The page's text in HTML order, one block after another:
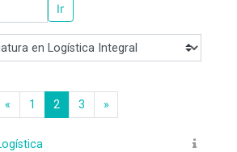
Ir
«
Página anterior
1
2
(actual)
3
»
Siguiente página